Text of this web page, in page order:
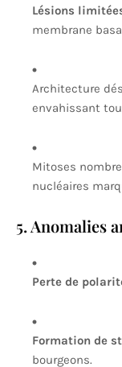
Lésions
membrane
Architecture
envahissant
Mitoses
nucléaires
5. Anomalies
Perte de
Formation de
bourgeons.